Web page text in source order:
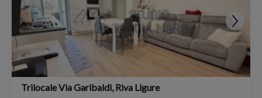
Trilocale Via Garibaldi, Riva Ligure